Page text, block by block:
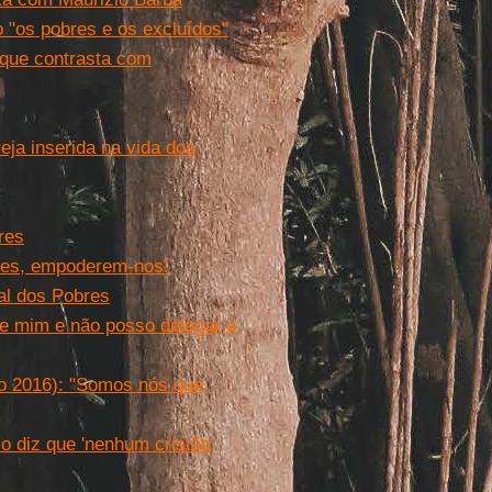
"os pobres e os excluídos"
contrasta com
inserida na vida dos
empoderem-nos!
dos Pobres
mim e não posso delegar o
2016): "Somos nós que
diz que 'nenhum cristão